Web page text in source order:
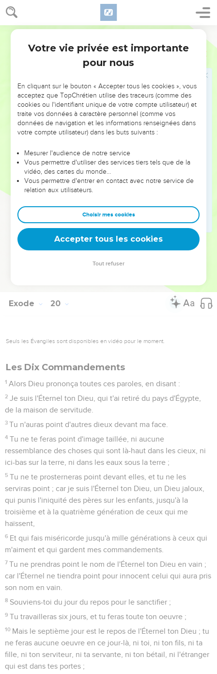
Exode 19
Alors Moïse fit sortir le peuple du camp, au-devant de
Dieu ; et ils s'arrêtèrent au pied de la montagne.
Or, le mont Sinaï était tout en fumée, parce que l'Éternel y
fumée d'une fournaise, et toute la montagne tremblait fort.
Et le son de la trompette allait se renforçant de plus en
L'Éternel descendit donc sur le mont Sinaï, au sommet de
la montagne ; et l'Éternel appela Moïse au sommet de la
montagne, et Moïse y monta.
Et l'Éternel dit à Moïse : Descends, somme le peuple de ne
grand nombre d'entre eux ne périsse.
Et même, que les sacrificateurs qui s'approchent de
l'Éternel, se sanctifient, de peur que l'Éternel ne les frappe.
23
mont Sinaï, car tu nous en as fait sommation, en disant : Fixe
des limites autour de la montagne, et sanctifie-la.
Et l'Éternel lui dit : Va, descends ; puis tu monteras, toi et
Aaron avec toi ; mais que les sacrificateurs et le peuple ne
Exode 20
Seuls les Évangiles sont disponibles en vidéo pour le moment.
Les Dix Commandements
1 Alors Dieu prononça toutes ces paroles, en disant :
2 Je suis l'Éternel ton Dieu, qui t'ai retiré du pays d'Égypte,
de la maison de servitude.
3 Tu n'auras point d'autres dieux devant ma face.
4 Tu ne te feras point d'image taillée, ni aucune
ressemblance des choses qui sont là-haut dans les cieux, ni
ici-bas sur la terre, ni dans les eaux sous la terre ;
5 Tu ne te prosterneras point devant elles, et tu ne les
serviras point ; car je suis l'Éternel ton Dieu, un Dieu jaloux,
qui punis l'iniquité des pères sur les enfants, jusqu'à la
troisième et à la quatrième génération de ceux qui me
haïssent,
6 Et qui fais miséricorde jusqu'à mille générations à ceux qui
m'aiment et qui gardent mes commandements.
7 Tu ne prendras point le nom de l'Éternel ton Dieu en vain ;
car l'Éternel ne tiendra point pour innocent celui qui aura pris
son nom en vain.
8 Souviens-toi du jour du repos pour le sanctifier ;
9 Tu travailleras six jours, et tu feras toute ton oeuvre ;
10 Mais le septième jour est le repos de l'Éternel ton Dieu ; tu
ne feras aucune oeuvre en ce jour-là, ni toi, ni ton fils, ni ta
fille, ni ton serviteur, ni ta servante, ni ton bétail, ni l'étranger
qui est dans tes portes ;
Votre vie privée est importante
pour nous
En cliquant sur le bouton « Accepter tous les cookies », vous
acceptez que TopChrétien utilise des traceurs (comme des
cookies ou l'identifiant unique de votre compte utilisateur) et
traite vos données à caractère personnel (comme vos
données de navigation et les informations renseignées dans
votre compte utilisateur) dans les buts suivants :
Mesurer l'audience de notre service
Vous permettre d'utiliser des services tiers tels que de la
vidéo, des cartes du monde…
Vous permettre d'entrer en contact avec notre service de
relation aux utilisateurs.
Choisir mes cookies
Accepter tous les cookies
Tout refuser